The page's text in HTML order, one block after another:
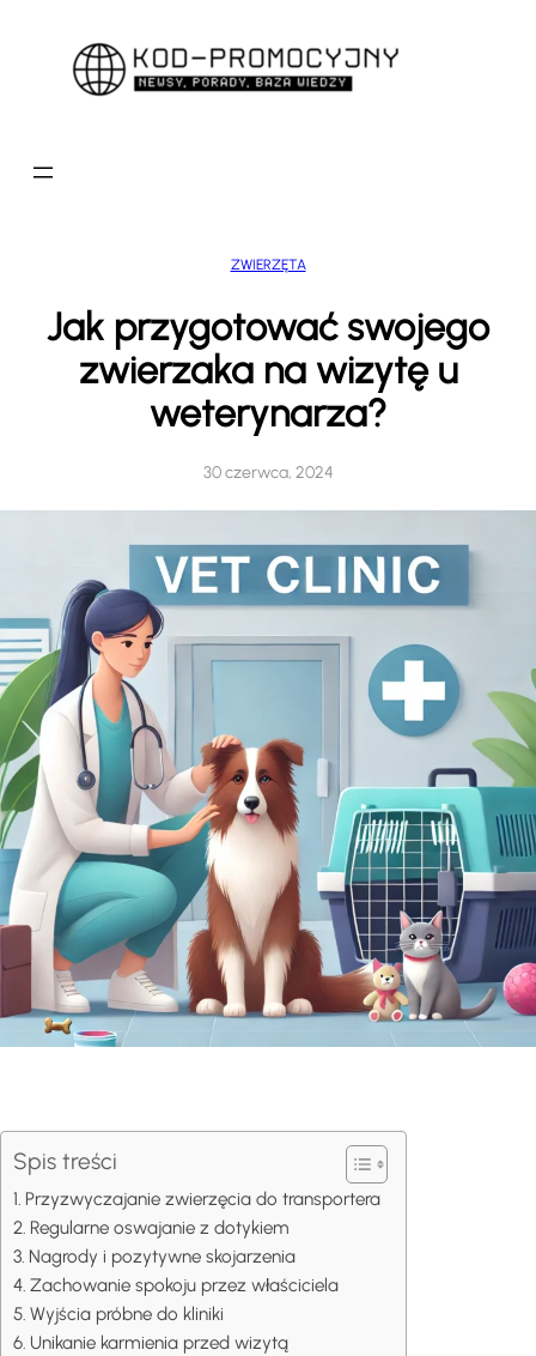
ZWIERZĘTA
Jak przygotować swojego
zwierzaka na wizytę u
weterynarza?
30 czerwca, 2024
Spis treści
Przyzwyczajanie zwierzęcia do transportera
Regularne oswajanie z dotykiem
Nagrody i pozytywne skojarzenia
Zachowanie spokoju przez właściciela
Wyjścia próbne do kliniki
Unikanie karmienia przed wizytą